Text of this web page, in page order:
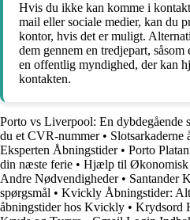
Hvis du ikke kan komme i
mail eller sociale medier, kan du
kontor, hvis det er muligt.
dem gennem en tredjepart,
en offentlig myndighed, der kan
kontakten.
Porto vs Liverpool: En dybdegående
du et CVR-nummer•
Eksperten Åbningstider• Porto
din næste ferie • Hjælp til Økonomisk
Andre Nødvendigheder• Santander
spørgsmål • Kvickly Åbningstider:
åbningstider hos Kvickly • Krydsord